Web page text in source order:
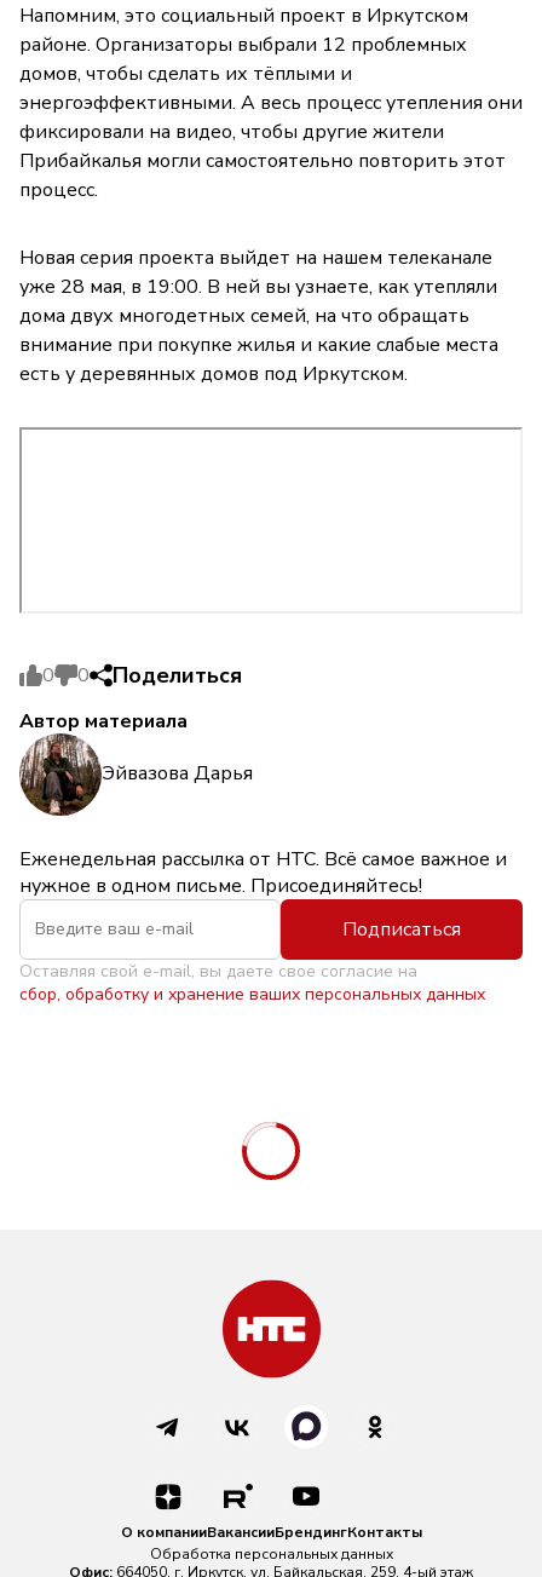
Напомним, это социальный проект в Иркутском
районе. Организаторы выбрали 12 проблемных
домов, чтобы сделать их тёплыми и
энергоэффективными. А весь процесс утепления они
фиксировали на видео, чтобы другие жители
Прибайкалья могли самостоятельно повторить этот
процесс.
Новая серия проекта выйдет на нашем телеканале
уже 28 мая, в 19:00. В ней вы узнаете, как утепляли
дома двух многодетных семей, на что обращать
внимание при покупке жилья и какие слабые места
есть у деревянных домов под Иркутском.
0 0 Поделиться
Автор материала
Эйвазова Дарья
Еженедельная рассылка от НТС. Всё самое важное и
нужное в одном письме. Присоединяйтесь!
Подписаться
Оставляя свой e-mail, вы даете свое согласие на
сбор, обработку и хранение ваших персональных данных
О компанииВакансииБрендингКонтакты
Обработка персональных данных
Офис: 664050, г. Иркутск, ул. Байкальская, 259, 4-ый этаж